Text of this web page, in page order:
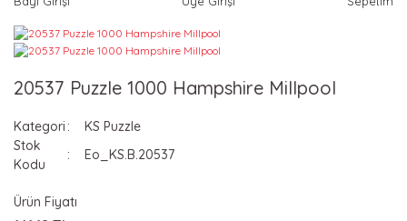
20537 Puzzle 1000 Hampshire Millpool
Kategori
KS Puzzle
Stok
Kodu
Eo_KS.B.20537
Ürün Fiyatı